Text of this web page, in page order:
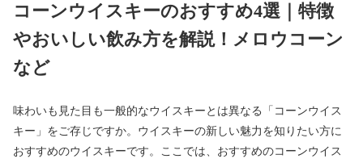
コーンウイスキーのおすすめ4選｜特徴
やおいしい飲み方を解説！メロウコーン
など
味わいも見た目も一般的なウイスキーとは異なる「コーンウイス
キー」をご存じですか。ウイスキーの新しい魅力を知りたい方に
おすすめのウイスキーです。ここでは、おすすめのコーンウイス